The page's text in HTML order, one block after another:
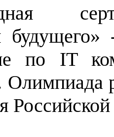
будущего»
по IT
Олимпиада